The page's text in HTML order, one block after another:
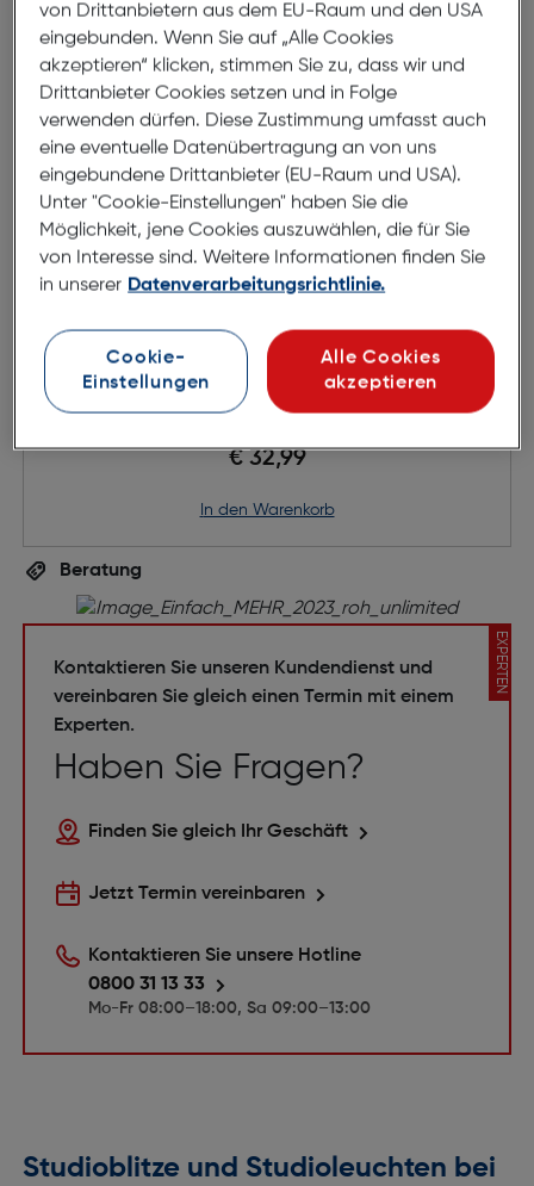
Godox LED6R litemons LED light
€ 32,99
in den Warenkorb
Beratung
EXPERTEN
Kontaktieren Sie unseren Kundendienst und
vereinbaren Sie gleich einen Termin mit einem
Experten.
Haben Sie Fragen?
Finden Sie gleich Ihr Geschäft
Jetzt Termin vereinbaren
Kontaktieren Sie unsere Hotline
0800 31 13 33
Mo-Fr 08:00–18:00, Sa 09:00–13:00
Studioblitze und Studioleuchten bei
von Drittanbietern aus dem EU-Raum und den USA
eingebunden. Wenn Sie auf „Alle Cookies
akzeptieren“ klicken, stimmen Sie zu, dass wir und
Drittanbieter Cookies setzen und in Folge
verwenden dürfen. Diese Zustimmung umfasst auch
eine eventuelle Datenübertragung an von uns
eingebundene Drittanbieter (EU-Raum und USA).
Unter "Cookie-Einstellungen" haben Sie die
Möglichkeit, jene Cookies auszuwählen, die für Sie
von Interesse sind. Weitere Informationen finden Sie
in unserer Datenverarbeitungsrichtlinie.
Cookie-
Einstellungen
Alle Cookies
akzeptieren